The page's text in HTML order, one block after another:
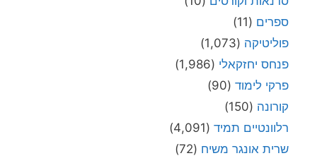
ספרים (11)
פוליטיקה (1,073)
פנחס יחזקאלי (1,986)
פרקי לימוד (90)
קורונה (150)
רלוונטיים תמיד (4,091)
שרית אונגר משיח (72)